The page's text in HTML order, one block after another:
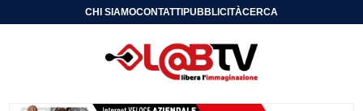
CHI SIAMOCONTATTIPUBBLICITÀCERCA